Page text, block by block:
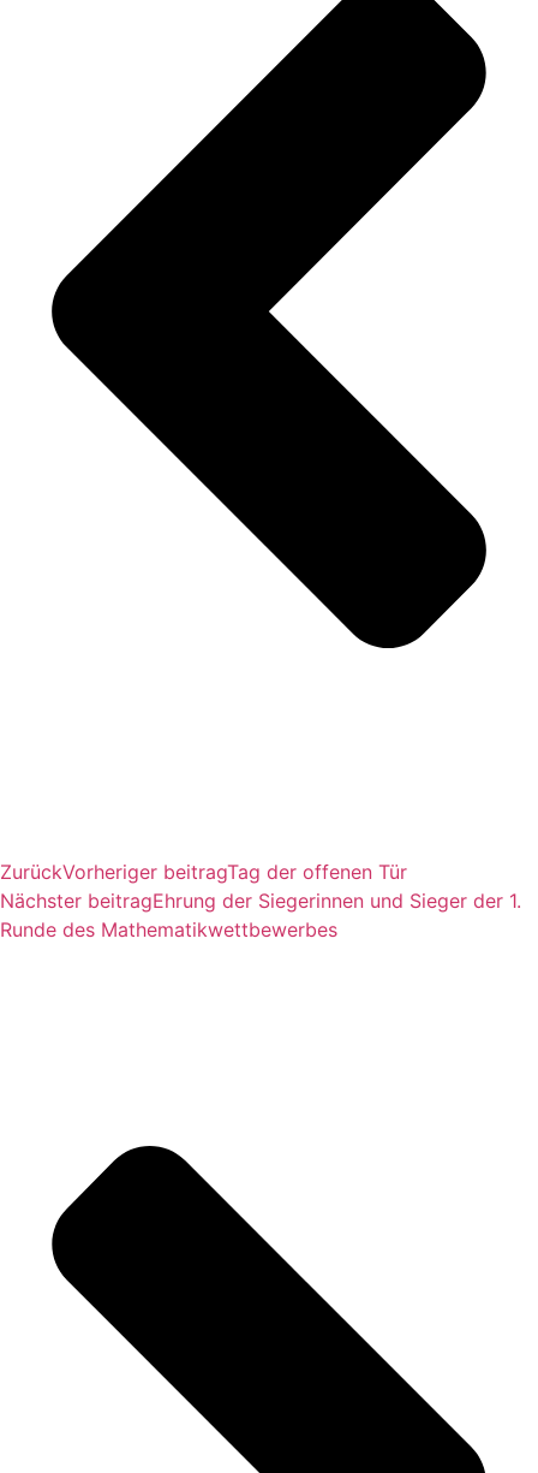
ZurückVorheriger beitragTag der offenen Tür
Nächster beitragEhrung der Siegerinnen und Sieger der 1.
Runde des Mathematikwettbewerbes